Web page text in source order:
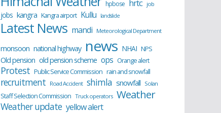
hpbose hrtc job
jobs kangra Kangra airport Kullu landslide
Latest News mandi Meteorological Department
monsoon national highway news NHAI NPS
Old pension old pension scheme ops Orange alert
Protest Public Service Commission rain and snowfall
recruitment Road Accident shimla snowfall Solan
Staff Selection Commission Truck operators Weather
Weather update yellow alert